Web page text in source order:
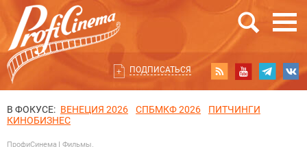
ПОДПИСАТЬСЯ
В ФОКУСЕ: ВЕНЕЦИЯ 2026 СПБМКФ 2026
ПИТЧИНГИ
КИНОБИЗНЕС
ПрофиСинема Фильмы.